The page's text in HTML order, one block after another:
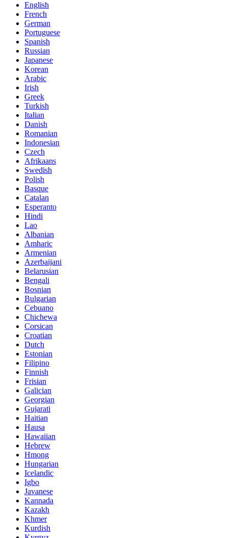
English
French
German
Portuguese
Spanish
Russian
Japanese
Korean
Arabic
Irish
Greek
Turkish
Italian
Danish
Romanian
Indonesian
Czech
Afrikaans
Swedish
Polish
Basque
Catalan
Esperanto
Hindi
Lao
Albanian
Amharic
Armenian
Azerbaijani
Belarusian
Bengali
Bosnian
Bulgarian
Cebuano
Chichewa
Corsican
Croatian
Dutch
Estonian
Filipino
Finnish
Frisian
Galician
Georgian
Gujarati
Haitian
Hausa
Hawaiian
Hebrew
Hmong
Hungarian
Icelandic
Igbo
Javanese
Kannada
Kazakh
Khmer
Kurdish